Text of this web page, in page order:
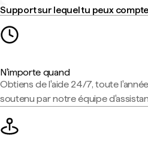
Support sur lequel tu peux
N'importe quand
Obtiens de l'aide 24/7, toute
soutenu par notre équipe